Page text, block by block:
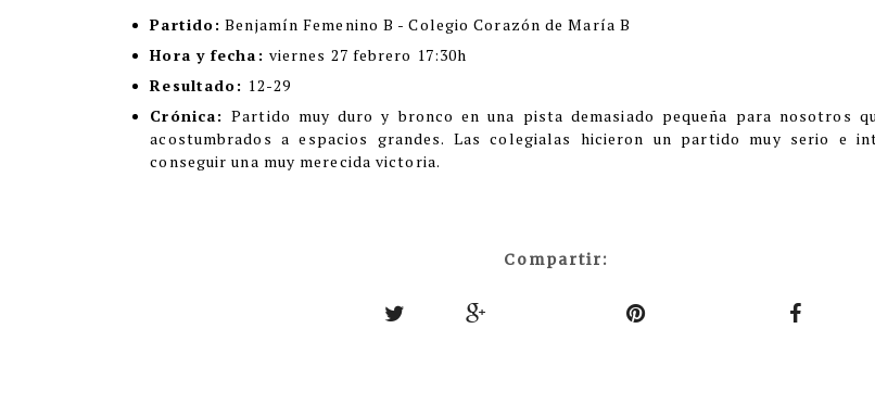
Partido: Benjamín Femenino B - Colegio Corazón de María B
Hora y fecha: viernes 27 febrero 17:30h
Resultado: 12-29
Crónica:Partido muy duro y bronco en una pista demasiado pequeña para nosotros
acostumbrados a espacios grandes. Las colegialas hicieron un partido muy serio e
conseguir una muy merecida victoria.
Compartir: